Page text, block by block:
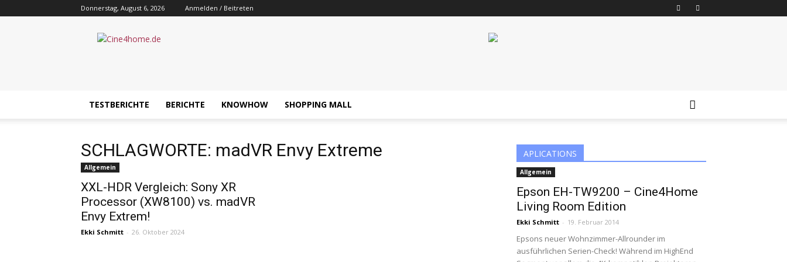
Donnerstag, August 6, 2026 Anmelden / Beitreten
Cine4home.de
TESTBERICHTE BERICHTE KNOWHOW SHOPPING MALL
SCHLAGWORTE: madVR Envy Extreme
Allgemein
XXL-HDR Vergleich: Sony XR
Processor (XW8100) vs. madVR
Envy Extrem!
Ekki Schmitt - 26. Oktober 2024
APLICATIONS
Allgemein
Epson EH-TW9200 – Cine4Home
Living Room Edition
Ekki Schmitt - 19. Februar 2014
Epsons neuer Wohnzimmer-Allrounder im
ausführlichen Serien-Check! Während im HighEnd